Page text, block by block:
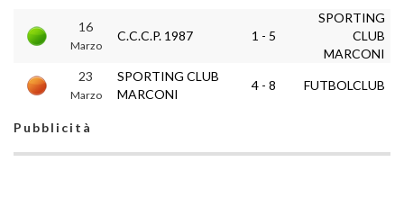
16
Marzo
C.C.C.P. 1987 1 - 5
SPORTING
CLUB
MARCONI
23
Marzo
SPORTING CLUB
MARCONI
4 - 8 FUTBOLCLUB
Pubblicità